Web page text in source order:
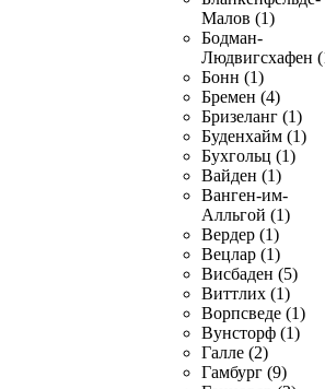
Малов (1)
Бодман-
Людвигсхафен
Бонн (1)
Бремен (4)
Бризеланг (1)
Буденхайм (1)
Бухгольц (1)
Вайден (1)
Ванген-им-
Алльгой (1)
Вердер (1)
Вецлар (1)
Висбаден (5)
Виттлих (1)
Ворпсведе (1)
Вунсторф (1)
Галле (2)
Гамбург (9)